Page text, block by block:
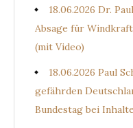
18.06.2026 Dr.
Absage für
(mit Video)
18.06.2026 Paul
gefährden
Bundestag bei